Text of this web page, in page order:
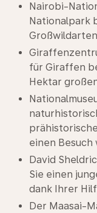
Nairobi-
Nationalpark
für Giraffen
Hektar
einen Besuch
David
Sie einen
dank Ihrer
Der Maasai-